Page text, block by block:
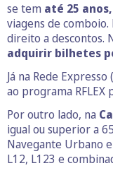
se tem até 25
viagens de comboio.
direito a descontos.
adquirir bilhetes
Já na Rede
ao programa RFLEX
Por outro lado, na
igual ou superior a
Navegante Urbano
L12, L123 e